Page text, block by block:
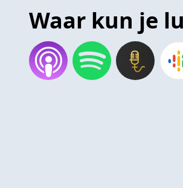
Waar kun je